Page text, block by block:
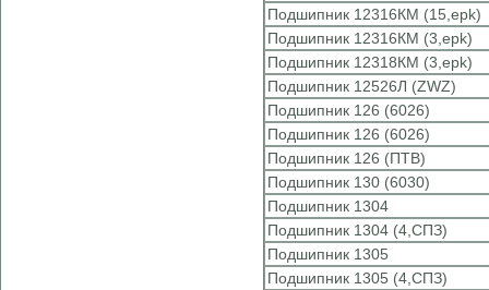
Подшипник 12316КМ (15,epk)
Подшипник 12316КМ (3,epk)
Подшипник 12318КМ (3,epk)
Подшипник 12526Л (ZWZ)
Подшипник 126 (6026)
Подшипник 126 (6026)
Подшипник 126 (ПТВ)
Подшипник 130 (6030)
Подшипник 1304
Подшипник 1304 (4,СПЗ)
Подшипник 1305
Подшипник 1305 (4,СПЗ)